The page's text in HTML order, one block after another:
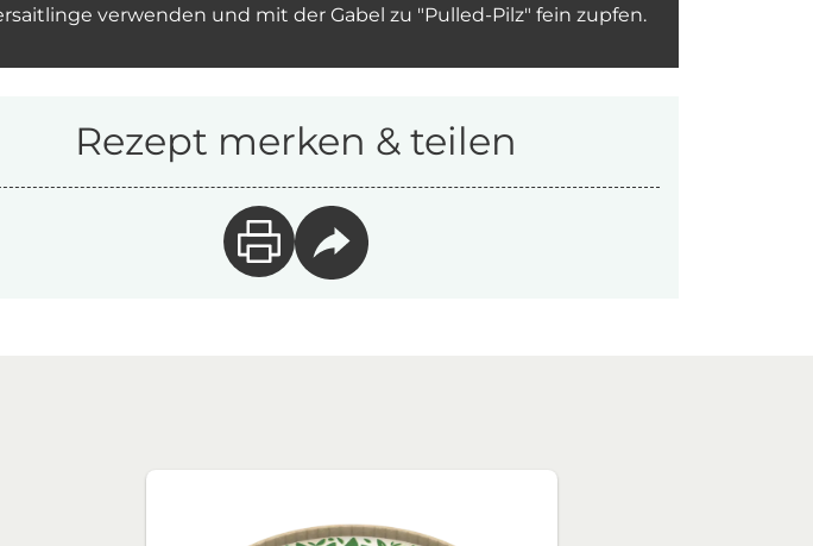
verwenden und mit der Gabel zu "Pulled-Pilz" fein zupfen.
Rezept merken & teilen